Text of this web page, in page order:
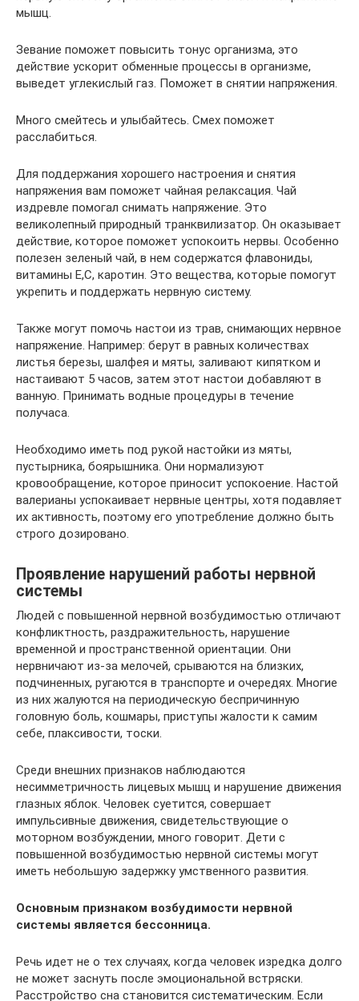
мышц.
Зевание поможет повысить тонус организма, это
действие ускорит обменные процессы в организме,
выведет углекислый газ. Поможет в снятии напряжения.
Много смейтесь и улыбайтесь. Смех поможет
расслабиться.
Для поддержания хорошего настроения и снятия
напряжения вам поможет чайная релаксация. Чай
издревле помогал снимать напряжение. Это
великолепный природный транквилизатор. Он оказывает
действие, которое поможет успокоить нервы. Особенно
полезен зеленый чай, в нем содержатся флавониды,
витамины Е,С, каротин. Это вещества, которые помогут
укрепить и поддержать нервную систему.
Также могут помочь настои из трав, снимающих нервное
напряжение. Например: берут в равных количествах
листья березы, шалфея и мяты, заливают кипятком и
настаивают 5 часов, затем этот настои добавляют в
ванную. Принимать водные процедуры в течение
получаса.
Необходимо иметь под рукой настойки из мяты,
пустырника, боярышника. Они нормализуют
кровообращение, которое приносит успокоение. Настой
валерианы успокаивает нервные центры, хотя подавляет
их активность, поэтому его употребление должно быть
строго дозировано.
Проявление нарушений работы нервной
системы
Людей с повышенной нервной возбудимостью отличают
конфликтность, раздражительность, нарушение
временной и пространственной ориентации. Они
нервничают из-за мелочей, срываются на близких,
подчиненных, ругаются в транспорте и очередях. Многие
из них жалуются на периодическую беспричинную
головную боль, кошмары, приступы жалости к самим
себе, плаксивости, тоски.
Среди внешних признаков наблюдаются
несимметричность лицевых мышц и нарушение движения
глазных яблок. Человек суетится, совершает
импульсивные движения, свидетельствующие о
моторном возбуждении, много говорит. Дети с
повышенной возбудимостью нервной системы могут
иметь небольшую задержку умственного развития.
Основным признаком возбудимости нервной
системы является бессонница.
Речь идет не о тех случаях, когда человек изредка долго
не может заснуть после эмоциональной встряски.
Расстройство сна становится систематическим. Если